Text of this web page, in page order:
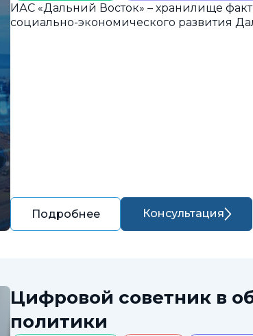
ИАС «Дальний Восток» – хранилище
социально-экономического развития
Подробнее Консультация
Цифровой советник в
политики